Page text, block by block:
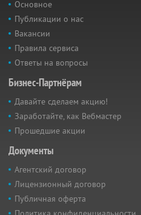
Основное
Публикации о нас
Вакансии
Правила сервиса
Ответы на вопросы
Бизнес-Партнёрам
Давайте сделаем акцию!
Заработайте, как Вебмастер
Прошедшие акции
Документы
Агентский договор
Лицензионный договор
Публичная оферта